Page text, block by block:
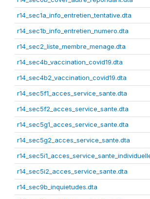
r14_sec1a_info_entretien_tentative.dta
r14_sec1b_info_entretien_numero.dta
r14_sec2_liste_membre_menage.dta
r14_sec4b_vaccination_covid19.dta
r14_sec4b2_vaccination_covid19.dta
r14_sec5f1_acces_service_sante.dta
r14_sec5f2_acces_service_sante.dta
r14_sec5g1_acces_service_sante.dta
r14_sec5g2_acces_service_sante.dta
r14_sec5i2_acces_service_sante.dta
r14_sec9b_inquietudes.dta